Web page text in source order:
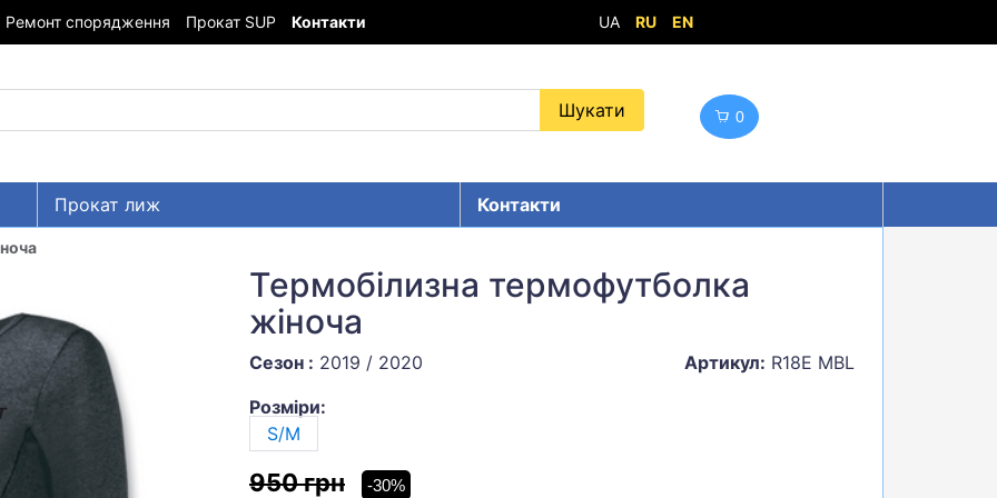
Ремонт спорядження Прокат SUP Контакти UA RU EN
0
Прокат лиж
Контакти
Термобілизна термофутболка
жіноча
Сезон : 2019 / 2020 Артикул: R18E MBL
Розміри:
S/M
950 грн -30%